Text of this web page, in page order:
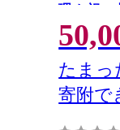
理 お祝い
たまっ
寄附で